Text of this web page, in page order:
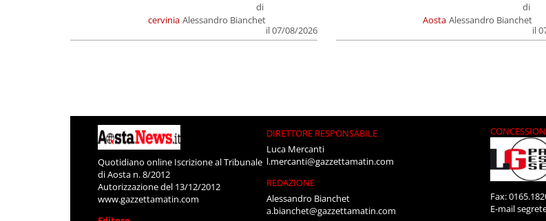
cervinia
di
Alessandro Bianchet
il 07/08/2026
Aosta
di
Alessandro Bianchet
il
Quotidiano online Iscrizione al Tribunale
di Aosta n. 8/2012
Autorizzazione del 13/12/2012
www.gazzettamatin.com
DIRETTORE RESPONSABILE
Luca Mercanti
l.mercanti@gazzettamatin.com
REDAZIONE
Alessandro Bianchet
a.bianchet@gazzettamatin.com
Fax:
E-mail